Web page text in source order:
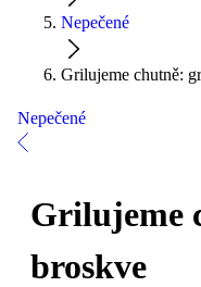
Nepečené
Grilujeme chutně:
Nepečené
Grilujeme
broskve